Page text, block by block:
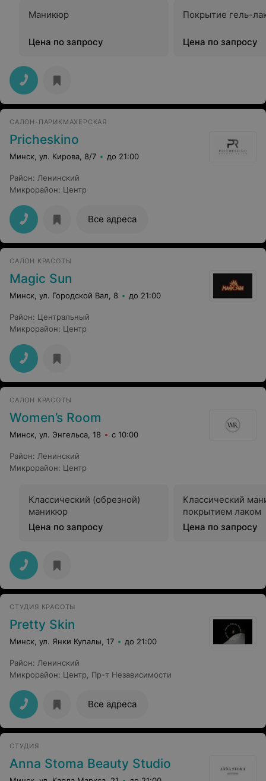
Маникюр
Цена по запросу
Покрытие гель-
Цена по запросу
САЛОН-ПАРИКМАХЕРСКАЯ
Pricheskino
Минск, ул. Кирова, 8/7 до 21:00
Район: Ленинский
Микрорайон: Центр
Все адреса
САЛОН КРАСОТЫ
Magic Sun
Минск, ул. Городской Вал, 8 до 21:00
Район: Центральный
Микрорайон: Центр
САЛОН КРАСОТЫ
Women’s Room
Минск, ул. Энгельса, 18 с 10:00
Район: Ленинский
Микрорайон: Центр
Классический (обрезной)
маникюр
Цена по запросу
Классический
покрытием лаком
Цена по запросу
СТУДИЯ КРАСОТЫ
Pretty Skin
Минск, ул. Янки Купалы, 17 до 21:00
Район: Ленинский
Микрорайон: Центр Пр-т Независимости
Все адреса
СТУДИЯ
Anna Stoma Beauty Studio